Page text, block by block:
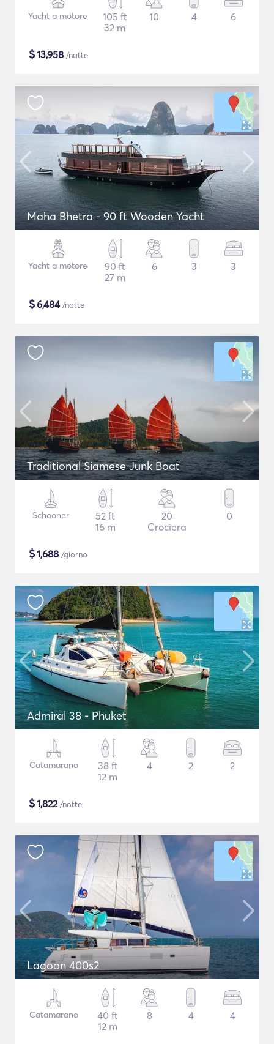
Yacht a motore
105 ft
32 m
10 4 6
$13,958 /notte
Maha Bhetra - 90 ft Wooden Yacht
Yacht a motore
90 ft
27 m
6 3 3
$6,484/notte
Traditional Siamese Junk Boat
Schooner
52 ft
16 m
20
Crociera
0
$1,688 /giorno
Admiral 38 - Phuket
Catamarano
38 ft
12 m
4 2 2
$1,822/notte
Lagoon 400s2
Catamarano
40 ft
12 m
8 4 4